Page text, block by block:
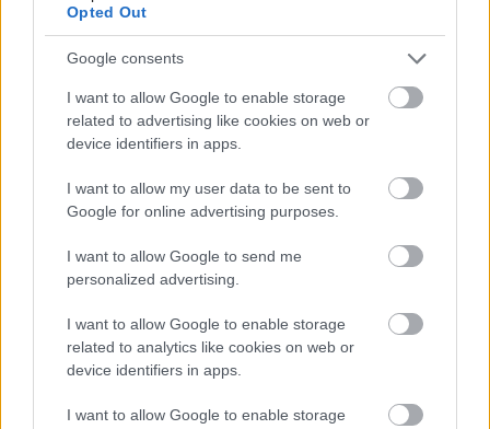
Opted Out
Google consents
I want to allow Google to enable storage
related to advertising like cookies on web or
device identifiers in apps.
I want to allow my user data to be sent to
Google for online advertising purposes.
I want to allow Google to send me
personalized advertising.
I want to allow Google to enable storage
related to analytics like cookies on web or
device identifiers in apps.
I want to allow Google to enable storage
stačil jeden prvok | Môjdom.sk
Dizajn je to nádherný, tá brezová preglejka a čisté línie vyzerajú super.
Ale vždy, keď…
Re: Toto je najväčší mýtus pri ošetrení dreva a môže vás
vyjsť draho. Ako ho ochrániť pred hnitím a škodcami?
clovek by cakal ze vysusene drahe drevo bolo predtym naparovane aby
sa zbavilo zarodkov skodcov...